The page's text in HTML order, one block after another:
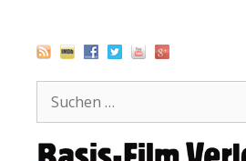
springen
nach: